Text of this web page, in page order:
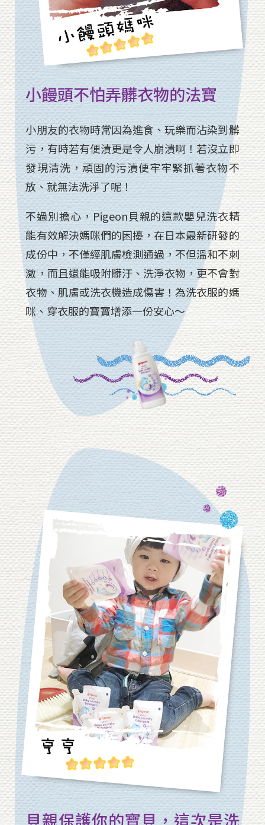
小饅頭不怕弄髒衣物的法寶
小朋友的衣物時常因為進食、玩樂而沾染到髒
污，有時若有便漬更是令人崩潰啊！若沒立即
發現清洗，頑固的污漬便牢牢緊抓著衣物不
放、就無法洗淨了呢！
不過別擔心，Pigeon貝親的這款嬰兒洗衣精
能有效解決媽咪們的困擾，在日本最新研發的
成份中，不僅經肌膚檢測通過，不但溫和不刺
激，而且還能吸附髒汙、洗淨衣物，更不會對
衣物、肌膚或洗衣機造成傷害！為洗衣服的媽
咪、穿衣服的寶寶增添一份安心～
貝親保護你的寶貝，這次是洗